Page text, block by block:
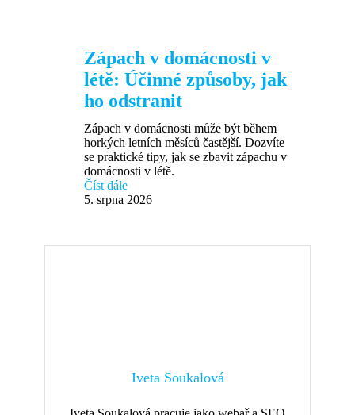
Zápach v domácnosti v
létě: Účinné způsoby, jak
ho odstranit
Zápach v domácnosti může být během
horkých letních měsíců častější. Dozvíte
se praktické tipy, jak se zbavit zápachu v
domácnosti v létě.
Číst dále
5. srpna 2026
Iveta Soukalová